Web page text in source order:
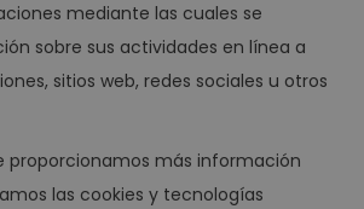
mediante las cuales se
sobre sus actividades en línea a
sitios web, redes sociales u otros
proporcionamos más información
las cookies y tecnologías